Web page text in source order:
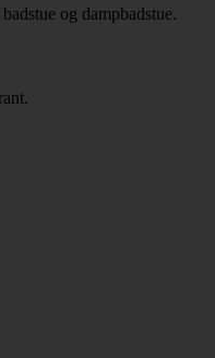
og dampbadstue.